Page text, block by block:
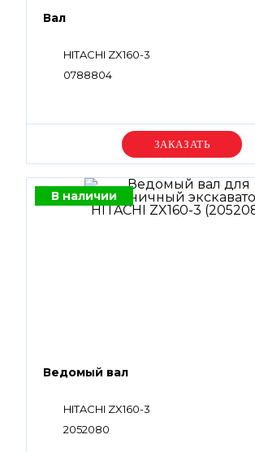
Вал
HITACHI ZX160-3
0788804
Уточняйте цену
В наличии
Ведомый вал
HITACHI ZX160-3
2052080